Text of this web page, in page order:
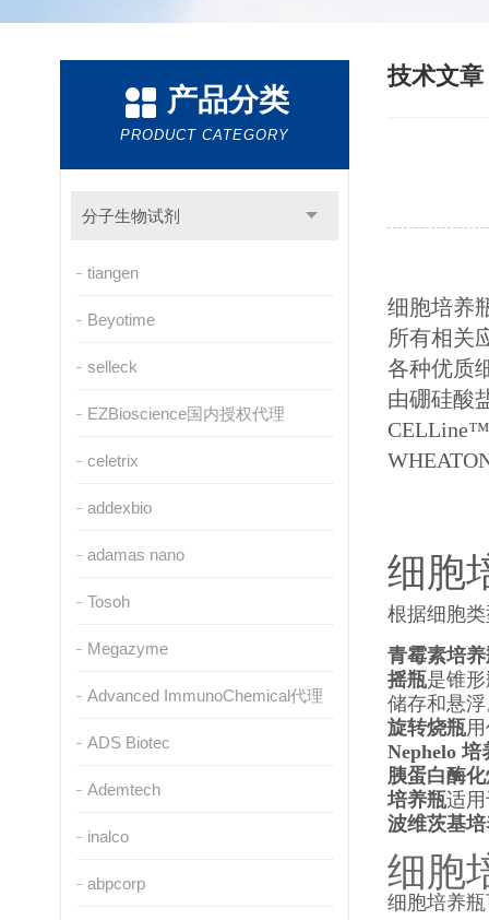
产品分类
PRODUCT CATEGORY
分子生物试剂
tiangen
Beyotime
selleck
EZBioscience国内授权代理
celetrix
addexbio
adamas nano
Tosoh
Megazyme
Advanced ImmunoChemical代理
ADS Biotec
Ademtech
inalco
abpcorp
技术文章
细胞培养
所有相关
各种优质
由硼硅酸
细胞
根据细胞
青霉素培
摇瓶是锥
储存和悬
旋转烧瓶
Nephelo 培
胰蛋白酶
培养瓶适
波维茨基
细胞
细胞培养